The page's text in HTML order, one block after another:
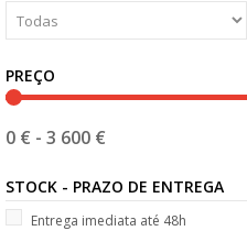
PREÇO
0 € - 3 600 €
STOCK - PRAZO DE ENTREGA
Entrega imediata até 48h